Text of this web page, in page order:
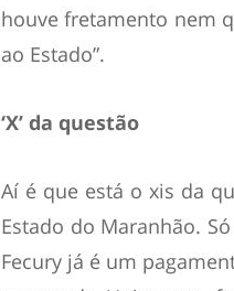
houve fretamento nem
ao Estado”.
‘X’ da questão
Aí é que está o xis da
Estado do Maranhão.
Fecury já é um